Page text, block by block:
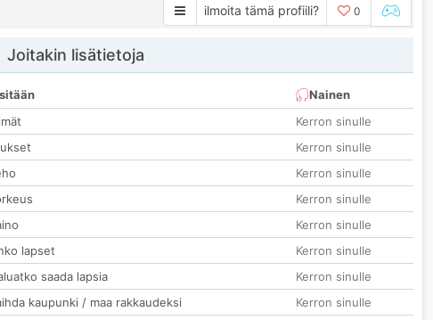
ilmoita tämä profiili? 0
Joitakin lisätietoja
Nainen
Kerron sinulle
Kerron sinulle
Kerron sinulle
Kerron sinulle
Kerron sinulle
lapset
Kerron sinulle
saada lapsia
Kerron sinulle
kaupunki / maa rakkaudeksi
Kerron sinulle